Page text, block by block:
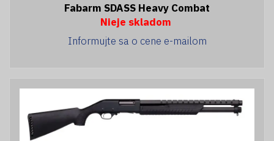
Fabarm SDASS Heavy Combat
Nieje skladom
Informujte sa o cene e-mailom